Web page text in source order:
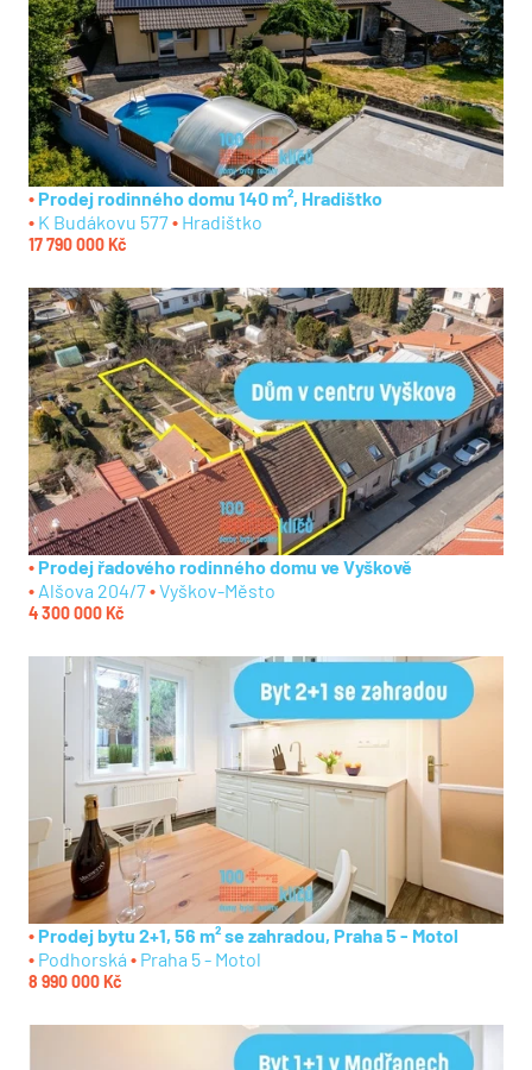
Prodej rodinného domu 140 m², Hradištko
K Budákovu 577
Hradištko
17 790 000 Kč
Prodej řadového rodinného domu ve Vyškově
Alšova 204/7 Vyškov-Město
4 300 000 Kč
Prodej bytu 2+1, 56 m² se zahradou, Praha 5 - Motol
Podhorská
Praha 5 - Motol
8 990 000 Kč